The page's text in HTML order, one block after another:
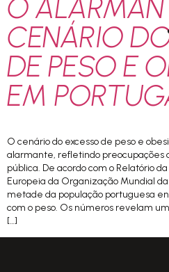
O
CENÁRIO
DE PESO E
EM
O cenário do excesso de peso e
alarmante, refletindo preocupações
pública. De acordo com o Relatório
Europeia da Organização Mundial
metade da população portuguesa
com o peso. Os números revelam
[…]